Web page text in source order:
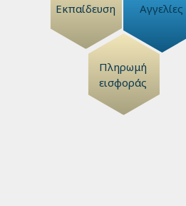
Εκπαίδευση Αγγελίες
Πληρωμή
εισφοράς